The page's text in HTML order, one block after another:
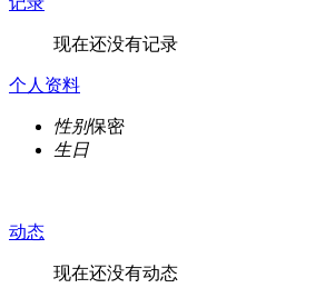
现在还没有记录
个人资料
性别保密
生日
动态
现在还没有动态